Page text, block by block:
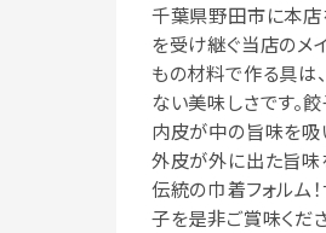
千葉県野田市に本店
を受け継ぐ当店のメ
もの材料で作る具は
ない美味しさです。
内皮が中の旨味を吸
外皮が外に出た旨味
伝統の巾着フォルム
子を是非ご賞味くだ